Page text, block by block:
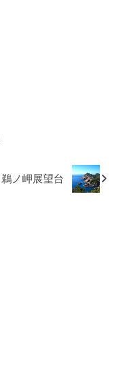
鵜ノ岬展望台